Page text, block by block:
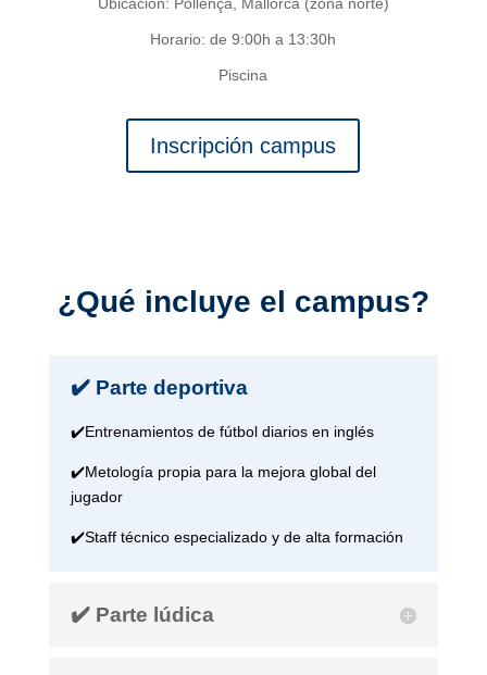
Ubicación: Pollença, Mallorca (zona norte)
Horario: de 9:00h a 13:30h
Piscina
Inscripción campus
¿Qué incluye el campus?
✔️ Parte deportiva
✔️Entrenamientos de fútbol diarios en inglés
✔️Metología propia para la mejora global del
jugador
✔️Staff técnico especializado y de alta formación
✔️ Parte lúdica